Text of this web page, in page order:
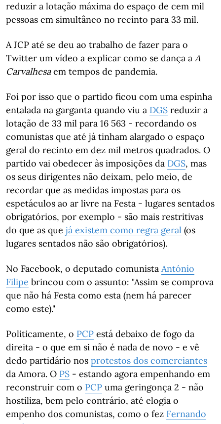
reduzir a lotação máxima do espaço de cem mil
pessoas em simultâneo no recinto para 33 mil.
A JCP até se deu ao trabalho de fazer para o
Twitter um vídeo a explicar como se dança a A
Carvalhesaem tempos de pandemia.
Foi por isso que o partido ficou com uma espinha
entalada na garganta quando viu a DGS reduzir a
lotação de 33 mil para 16 563 - recordando os
comunistas que até já tinham alargado o espaço
geral do recinto em dez mil metros quadrados. O
partido vai obedecer às imposições da DGS, mas
os seus dirigentes não deixam, pelo meio, de
recordar que as medidas impostas para os
espetáculos ao ar livre na Festa - lugares sentados
obrigatórios, por exemplo - são mais restritivas
do que as que já existem como regra geral (os
lugares sentados não são obrigatórios).
No Facebook, o deputado comunista António
Filipe brincou com o assunto: "Assim se comprova
que não há Festa como esta (nem há parecer
como este)."
Politicamente, o PCP está debaixo de fogo da
direita - o que em si não é nada de novo - e vê
dedo partidário nos protestos dos comerciantes
da Amora. O PS - estando agora empenhando em
reconstruir com o PCP uma geringonça 2 - não
hostiliza, bem pelo contrário, até elogia o
empenho dos comunistas, como o fez Fernando